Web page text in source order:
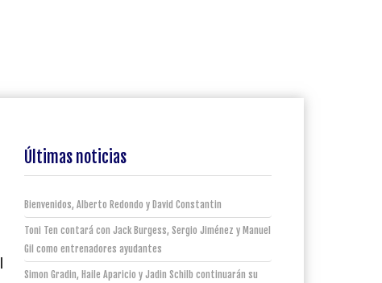
Últimas noticias
Bienvenidos, Alberto Redondo y David Constantin
Toni Ten contará con Jack Burgess, Sergio Jiménez y Manuel
Gil como entrenadores ayudantes
Simon Gradin, Haile Aparicio y Jadin Schilb continuarán su